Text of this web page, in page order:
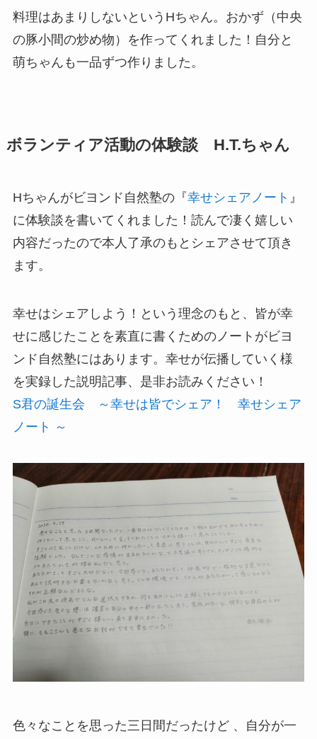
料理はあまりしないというHちゃん。おかず（中央
の豚小間の炒め物）を作ってくれました！自分と
萌ちゃんも一品ずつ作りました。
ボランティア活動の体験談 H.T.ちゃん
Hちゃんがビヨンド自然塾の『幸せシェアノート 』
に体験談を書いてくれました！読んで凄く嬉しい
内容だったので本人了承のもとシェアさせて頂き
ます。
幸せはシェアしよう！という理念のもと、皆が幸
せに感じたことを素直に書くためのノートがビヨ
ンド自然塾にはあります。幸せが伝播していく様
を実録した説明記事、是非お読みください！
S君の誕生会 ～幸せは皆でシェア！ 幸せシェア
ノート ～
色々なことを思った三日間だったけど 、自分が一